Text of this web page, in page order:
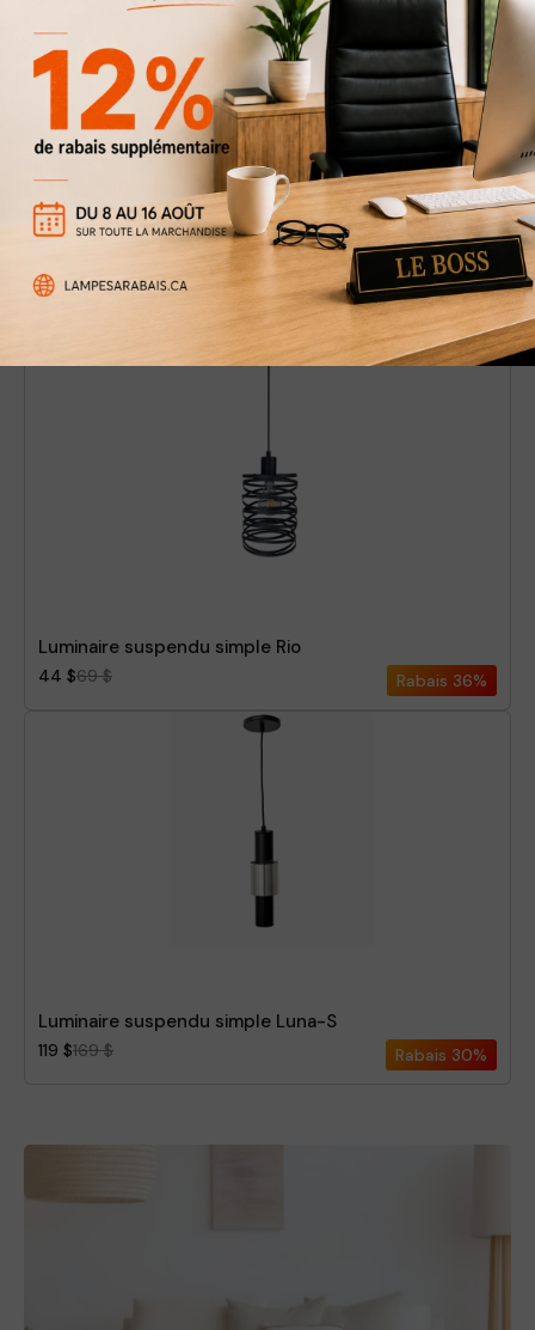
Luminaire suspendu simple Beverly-B
39 $ Rabais 43%
Luminaire suspendu simple Rio
44 $69 $ Rabais 36%
Luminaire suspendu simple Luna-S
119 $169 $ Rabais 30%